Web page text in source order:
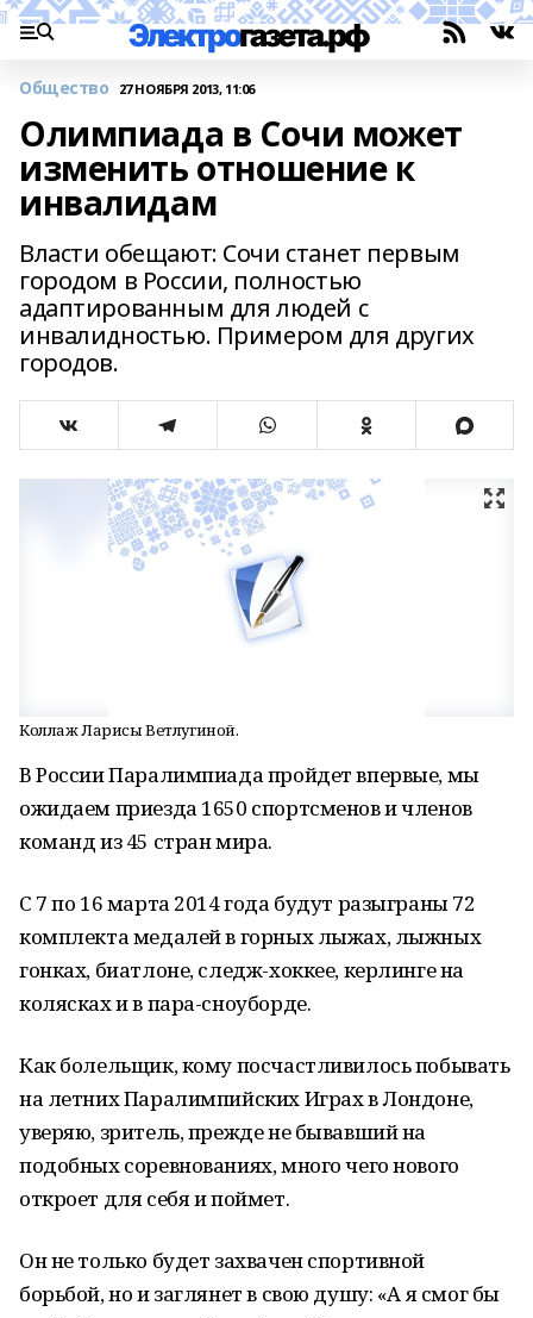
Общество 27 НОЯБРЯ 2013, 11:06
Олимпиада в Сочи может
изменить отношение к
инвалидам
Власти обещают: Сочи станет первым
городом в России, полностью
адаптированным для людей с
инвалидностью. Примером для других
городов.
Коллаж Ларисы Ветлугиной.
В России Паралимпиада пройдет впервые, мы
ожидаем приезда 1650 спортсменов и членов
команд из 45 стран мира.
С 7 по 16 марта 2014 года будут разыграны72
комплекта медалейв горных лыжах, лыжных
гонках, биатлоне, следж-хоккее, керлинге на
колясках и в пара-сноуборде.
Как болельщик, кому посчастливилось побывать
на летних Паралимпийских Играх в Лондоне,
уверяю, зритель, прежде не бывавший на
подобных соревнованиях, много чего нового
откроет для себя и поймет.
Он не только будет захвачен спортивной
борьбой, но и заглянет в свою душу: «А я смог бы